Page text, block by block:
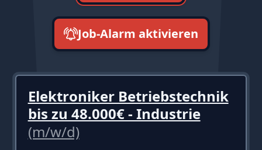
Job-Alarm aktivieren
Elektroniker Betriebstechnik
bis zu 48.000€ - Industrie
(m/w/d)